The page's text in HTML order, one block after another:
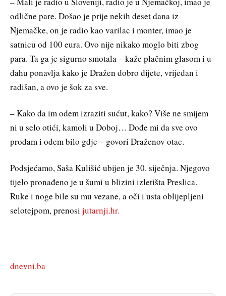
odlične pare. Došao je prije nekih deset dana iz
Njemačke, on je radio kao varilac i monter, imao je
satnicu od 100 eura. Ovo nije nikako moglo biti zbog
para. Ta ga je sigurno smotala – kaže plačnim glasom i u
dahu ponavlja kako je Dražen dobro dijete, vrijedan i
radišan, a ovo je šok za sve.
– Kako da im odem izraziti sućut, kako? Više ne smijem
ni u selo otići, kamoli u Doboj… Dođe mi da sve ovo
prodam i odem bilo gdje – govori Draženov otac.
Podsjećamo, Saša Kulišić ubijen je 30. siječnja. Njegovo
tijelo pronađeno je u šumi u blizini izletišta Preslica.
Ruke i noge bile su mu vezane, a oči i usta oblijepljeni
selotejpom, prenosi jutarnji.hr.
dnevni.ba